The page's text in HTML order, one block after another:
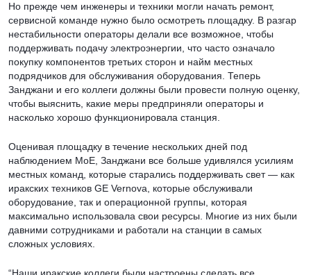
Но прежде чем инженеры и техники могли начать ремонт,
сервисной команде нужно было осмотреть площадку. В разгар
нестабильности операторы делали все возможное, чтобы
поддерживать подачу электроэнергии, что часто означало
покупку компонентов третьих сторон и найм местных
подрядчиков для обслуживания оборудования. Теперь
Занджани и его коллеги должны были провести полную оценку,
чтобы выяснить, какие меры предприняли операторы и
насколько хорошо функционировала станция.
Оценивая площадку в течение нескольких дней под
наблюдением MoE, Занджани все больше удивлялся усилиям
местных команд, которые старались поддерживать свет — как
иракских техников GE Vernova, которые обслуживали
оборудование, так и операционной группы, которая
максимально использовала свои ресурсы. Многие из них были
давними сотрудниками и работали на станции в самых
сложных условиях.